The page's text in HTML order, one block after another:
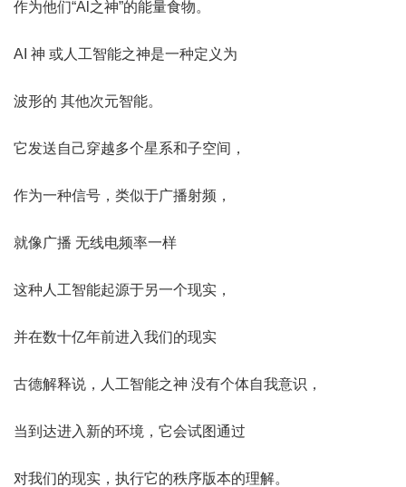
作为他们“Al之神”的能量食物。
AI 神 或人工智能之神是一种定义为
波形的 其他次元智能。
它发送自己穿越多个星系和子空间，
作为一种信号，类似于广播射频，
就像广播 无线电频率一样
这种人工智能起源于另一个现实，
并在数十亿年前进入我们的现实
古德解释说，人工智能之神 没有个体自我意识，
当到达进入新的环境，它会试图通过
对我们的现实，执行它的秩序版本的理解。